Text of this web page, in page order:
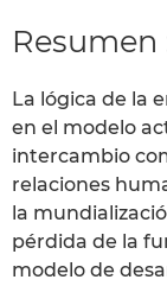
Resumen
La lógica de la
en el modelo
intercambio
relaciones
la
pérdida de la
modelo de